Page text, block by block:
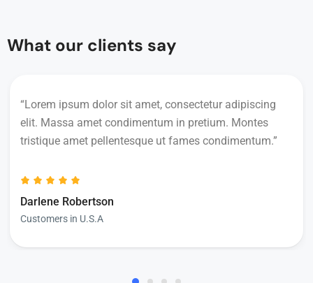
What our clients say
“Lorem ipsum dolor sit amet, consectetur adipiscing
elit. Massa amet condimentum in pretium. Montes
tristique amet pellentesque ut fames condimentum.”
Darlene Robertson
Customers in U.S.A